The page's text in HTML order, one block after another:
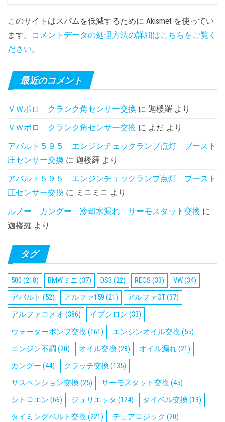
このサイトはスパムを低減するために Akismet を使ってい
ます。
コメントデータの処理方法の詳細はこちらをご覧く
ださい。
最近のコメント
ＶＷポロ クランク角センサー交換 に 迦楼羅 より
ＶＷポロ クランク角センサー交換 に よだ より
アバルト５９５ エンジンチェックランプ点灯 ブースト
圧センサー交換 に 迦楼羅 より
アバルト５９５ エンジンチェックランプ点灯 ブースト
圧センサー交換 に ミニミニ より
ルノー カングー 冷却水漏れ サーモスタット交換 に
迦楼羅 より
タグ
500 (218) BMWミニ (37) DS3 (22) RECS (33) VW(34)
アバルト (52) アルファ159 (21) アルファGT(37)
アルファロメオ (386) イプシロン (33)
ウォーターポンプ交換(161) エンジンオイル交換(55)
エンジン不調 (20) オイル交換(28) オイル漏れ(21)
カングー (44) クラッチ交換(135)
サスペンション交換(25) サーモスタット交換(45)
シトロエン (66) ジュリエッタ (124) タイベル交換(19)
タイミングベルト交換(221) デュアロジック (20)